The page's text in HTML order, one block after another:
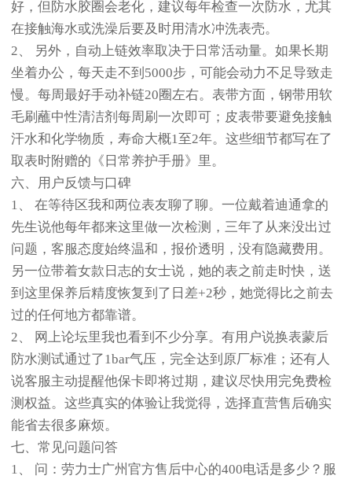
好，但防水胶圈会老化，建议每年检查一次防水，尤其
在接触海水或洗澡后要及时用清水冲洗表壳。
2、 另外，自动上链效率取决于日常活动量。如果长期
坐着办公，每天走不到5000步，可能会动力不足导致走
慢。每周最好手动补链20圈左右。表带方面，钢带用软
毛刷蘸中性清洁剂每周刷一次即可；皮表带要避免接触
汗水和化学物质，寿命大概1至2年。这些细节都写在了
取表时附赠的《日常养护手册》里。
六、用户反馈与口碑
1、 在等待区我和两位表友聊了聊。一位戴着迪通拿的
先生说他每年都来这里做一次检测，三年了从来没出过
问题，客服态度始终温和，报价透明，没有隐藏费用。
另一位带着女款日志的女士说，她的表之前走时快，送
到这里保养后精度恢复到了日差+2秒，她觉得比之前去
过的任何地方都靠谱。
2、 网上论坛里我也看到不少分享。有用户说换表蒙后
防水测试通过了1bar气压，完全达到原厂标准；还有人
说客服主动提醒他保卡即将过期，建议尽快用完免费检
测权益。这些真实的体验让我觉得，选择直营售后确实
能省去很多麻烦。
七、常见问题问答
1、 问：劳力士广州官方售后中心的400电话是多少？服